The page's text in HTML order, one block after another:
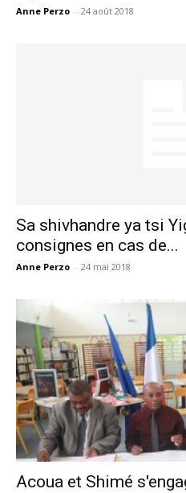
Anne Perzo - 24 août 2018
Sa shivhandre ya tsi
consignes en cas de...
Anne Perzo - 24 mai 2018
Acoua et Shimé